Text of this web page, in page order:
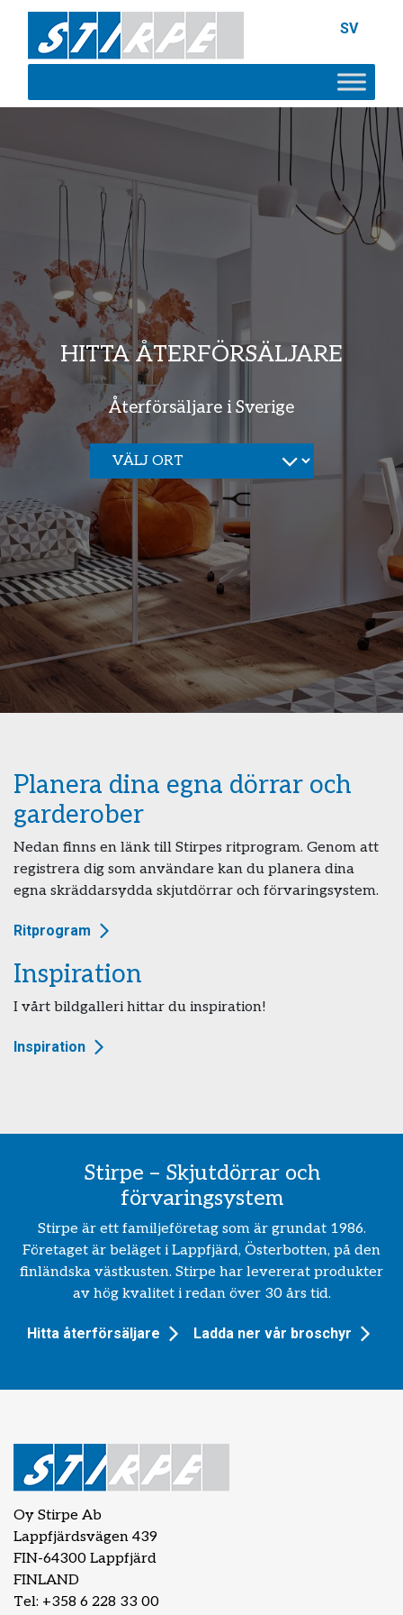
SV
HITTA ÅTERFÖRSÄLJARE
Återförsäljare i Sverige
Planera dina egna dörrar och
garderober
Nedan finns en länk till Stirpes ritprogram. Genom att
registrera dig som användare kan du planera dina
egna skräddarsydda skjutdörrar och förvaringsystem.
Ritprogram
Inspiration
I vårt bildgalleri hittar du inspiration!
Inspiration
Stirpe – Skjutdörrar och
förvaringsystem
Stirpe är ett familjeföretag som är grundat 1986.
Företaget är beläget i Lappfjärd, Österbotten, på den
finländska västkusten. Stirpe har levererat produkter
av hög kvalitet i redan över 30 års tid.
Hitta återförsäljare Ladda ner vår broschyr
Oy Stirpe Ab
Lappfjärdsvägen 439
FIN-64300 Lappfjärd
FINLAND
Tel: +358 6 228 33 00